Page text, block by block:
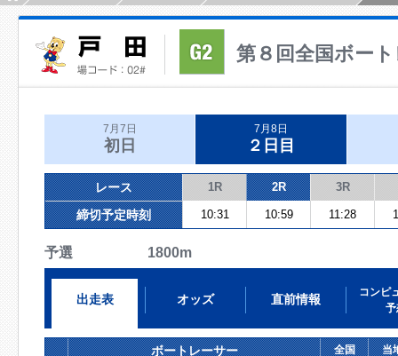
第８回全国ボー
7月7日
初日
7月8日
２日目
レース 1R 2R 3R
締切予定時刻 10:31 10:59 11:28
予選 1800m
出走表 オッズ 直前情報
コンピ
予
ボートレーサー 全国 当